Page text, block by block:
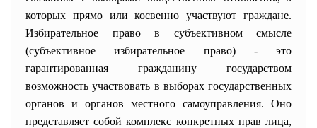
которых прямо или косвенно участвуют граждане.
Избирательное право в субъективном смысле
(субъективное избирательное право) - это
гарантированная гражданину государством
возможность участвовать в выборах государственных
органов и органов местного самоуправления. Оно
представляет собой комплекс конкретных прав лица,